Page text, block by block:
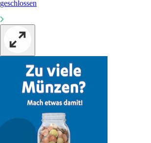
geschlossen